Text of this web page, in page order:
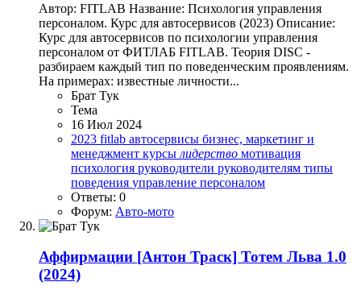
Автор: FITLAB Название: Психология управления
персоналом. Курс для автосервисов (2023) Описание:
Курс для автосервисов по психологии управления
персоналом от ФИТЛАБ FITLAB. Теория DISC -
разбираем каждый тип по поведенческим проявлениям.
На примерах: известные личности...
Брат Тук
Тема
16 Июл 2024
2023 fitlab автосервисы бизнес, маркетинг и
менеджмент курсы лидерство мотивация
психология руководители руководителям типы
поведения управление персоналом
Ответы: 0
Форум: Авто-мото
Аффирмации [Антон Траск] Тотем Льва 1.0
(2024)